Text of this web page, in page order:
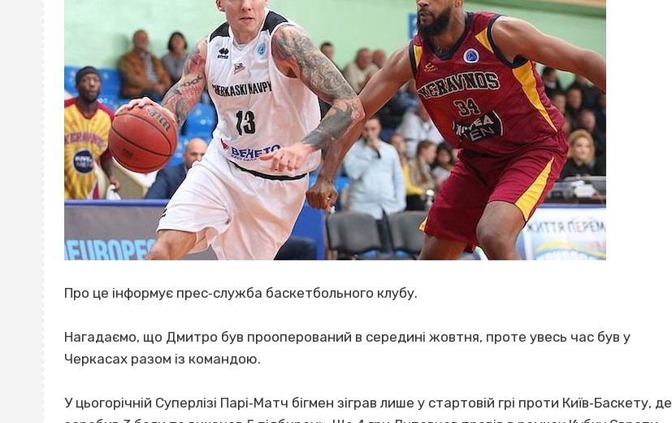
Про це інформує прес‐служба баскетбольного клубу.
Нагадаємо, що Дмитро був прооперований в середині жовтня, проте увесь час був у
Черкасах разом із командою.
У цьогорічній Суперлізі Парі‐Матч бігмен зіграв лише у стартовій грі проти Київ‐Баскету, де